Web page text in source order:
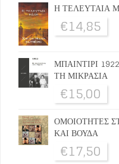
Η ΤΕΛΕΥΤΑΙΑ
€14,85
ΜΠΑΙΝΤΙΡΙ
ΤΗ ΜΙΚΡΑΣΙΑ
€15,00
ΟΜΟΙΟΤΗΤΕΣ
ΚΑΙ ΒΟΥΔΑ
€17,50